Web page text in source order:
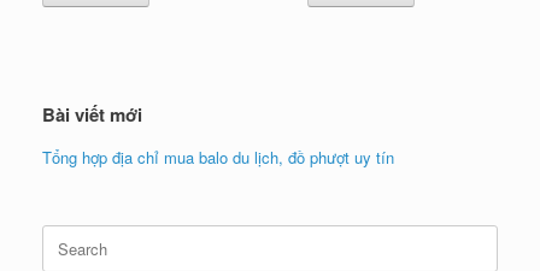
Bài viết mới
Tổng hợp địa chỉ mua balo du lịch, đồ phượt uy tín
Search
for: